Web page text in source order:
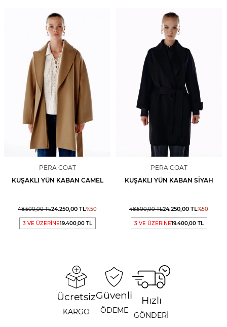
PERA COAT
KUŞAKLI YÜN KABAN CAMEL
48.500,00TL24.250,00 TL%50
3 VE ÜZERİNE19.400,00 TL
PERA COAT
KUŞAKLI YÜN KABAN SIYAH
48.500,00TL24.250,00 TL%50
3 VE ÜZERİNE19.400,00 TL
Ücretsiz
KARGO
Güvenli
ÖDEME
Hızlı
GÖNDERİ